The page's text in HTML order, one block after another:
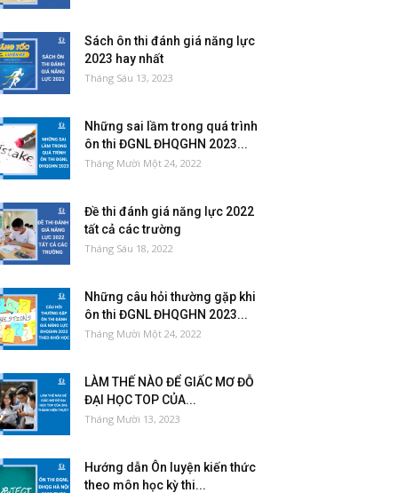
Sách ôn thi đánh giá năng lực
2023 hay nhất
Tháng Sáu 13, 2023
Những sai lầm trong quá trình
ôn thi ĐGNL ĐHQGHN 2023...
Tháng Mười Một 24, 2022
Đề thi đánh giá năng lực 2022
tất cả các trường
Tháng Sáu 18, 2022
Những câu hỏi thường gặp khi
ôn thi ĐGNL ĐHQGHN 2023...
Tháng Mười Một 24, 2022
LÀM THẾ NÀO ĐỂ GIẤC MƠ ĐỖ
ĐẠI HỌC TOP CỦA...
Tháng Mười 13, 2023
Hướng dẫn Ôn luyện kiến thức
theo môn học kỳ thi...